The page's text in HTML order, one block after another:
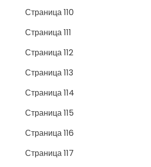
Страница 110
Страница 111
Страница 112
Страница 113
Страница 114
Страница 115
Страница 116
Страница 117